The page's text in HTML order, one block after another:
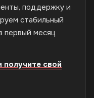
поддержку и
стабильный
первый месяц
получите свой